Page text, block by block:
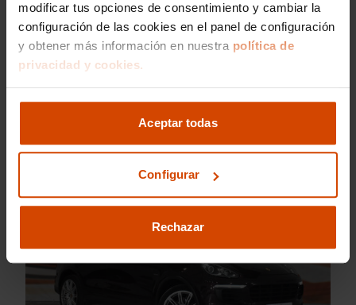
modificar tus opciones de consentimiento y cambiar la
configuración de las cookies en el panel de configuración
y obtener más información en nuestra política de
privacidad y cookies.
Aceptar todas
Configurar
Rechazar
Porsche ocasión Valencia